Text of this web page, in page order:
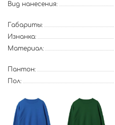
Вид нанесения:
Габариты:
Изнанка:
Материал:
Пантон:
Пол: